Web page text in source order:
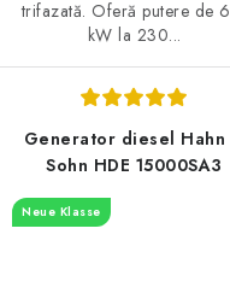
trifazată. Oferă putere de
kW la 230...
Generator diesel Hahn
Sohn HDE 15000SA3
Neue Klasse